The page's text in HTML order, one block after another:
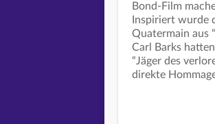
Bond-Film
Inspiriert wurde
Quatermain aus
Carl Barks
“Jäger des
direkte